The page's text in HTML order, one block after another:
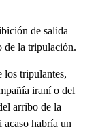
de salida
de la tripulación.
los tripulantes,
iraní o del
arribo de la
acaso habría un